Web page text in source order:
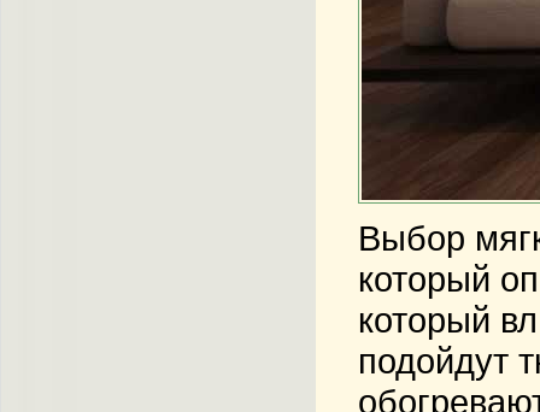
Выбор
который
который
подойдут